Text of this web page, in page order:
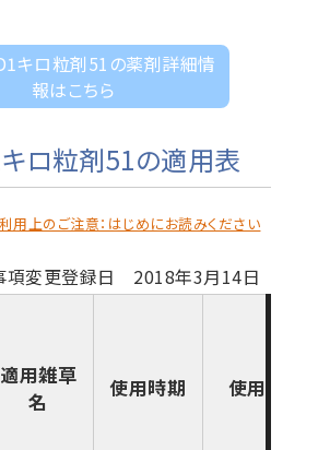
キロ粒剤51の薬剤詳細情
報はこちら
ロ粒剤51の適用表
用上のご注意：はじめにお読みください
項変更登録日 2018年3月14日
適用雑草
名
使用時期 使用量